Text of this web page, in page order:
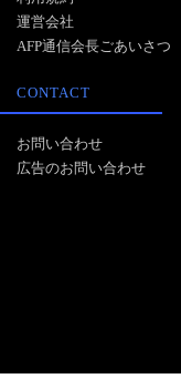
運営会社
AFP通信会長ごあいさつ
CONTACT
お問い合わせ
広告のお問い合わせ